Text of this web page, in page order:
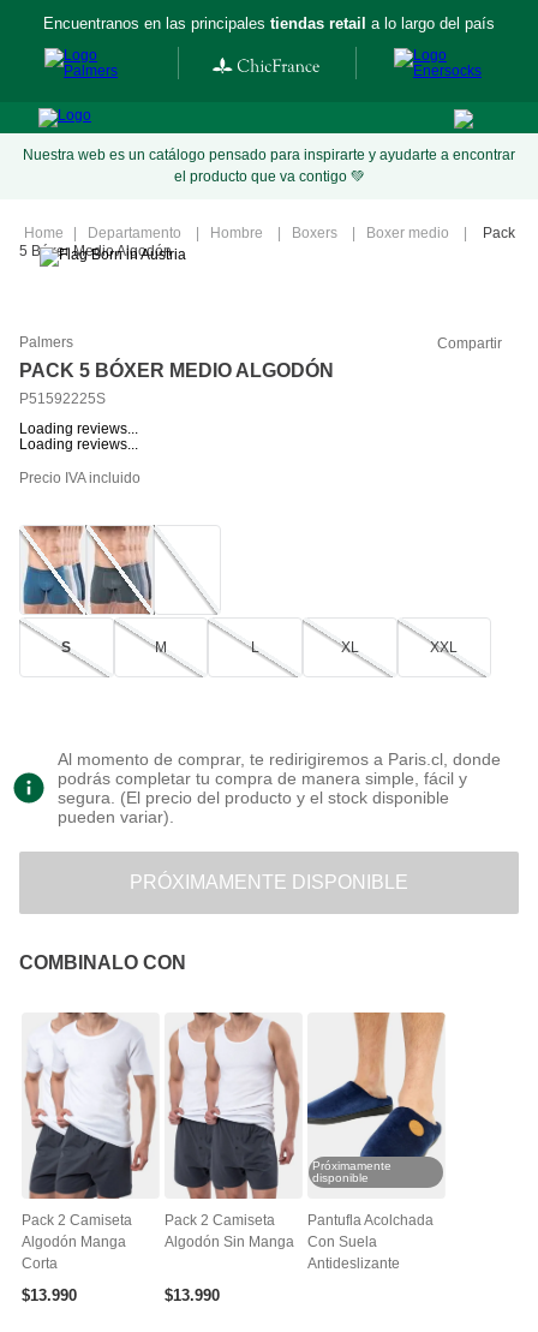
Encuentranos en las principales tiendas retail a lo largo del país
Nuestra web es un catálogo pensado para inspirarte y ayudarte a encontrar
el producto que va contigo 💚
Departamento Hombre Boxers Boxer medio
Pack
5 Bóxer Medio Algodón
Palmers Compartir
PACK 5 BÓXER MEDIO ALGODÓN
P51592225S
Loading reviews...
Loading reviews...
Precio IVA incluido
S M L XL XXL
Al momento de comprar, te redirigiremos a Paris.cl, donde
podrás completar tu compra de manera simple, fácil y
segura. (El precio del producto y el stock disponible
pueden variar).
PRÓXIMAMENTE DISPONIBLE
COMBINALO CON
Pack 2 Camiseta
Algodón Manga
Corta
$13.990
Pack 2 Camiseta
Algodón Sin Manga
$13.990
Próximamente
disponible
Pantufla Acolchada
Con Suela
Antideslizante